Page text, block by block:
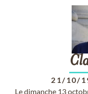
21/10/
Le dimanche 13